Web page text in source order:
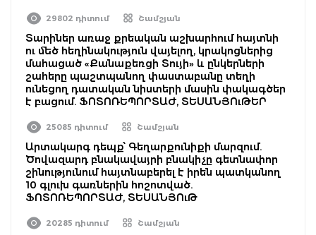
29802 դիտում Շամշյան
Տարիներ առաջ քրեական աշխարհում հայտնի
ու մեծ հեղինակություն վայելող, կրակոցներից
մահացած «Քանաքեռցի Տույի» և ընկերների
շահերը պաշտպանող փաստաբանը տեղի
ունեցող դատական նիստերի մասին փակագծեր
է բացում. ՖՈՏՈՌԵՊՈՐՏԱԺ, ՏԵՍԱՆՅՈւԹԵՐ
25085 դիտում Շամշյան
Արտակարգ դեպք՝ Գեղարքունիքի մարզում.
Ծովազարդ բնակավայրի բնակիչը գետնափոր
շինությունում հայտնաբերել է իրեն պատկանող
10 գլուխ գառներին հոշոտված.
ՖՈՏՈՌԵՊՈՐՏԱԺ, ՏԵՍԱՆՅՈւԹ
20285 դիտում Շամշյան